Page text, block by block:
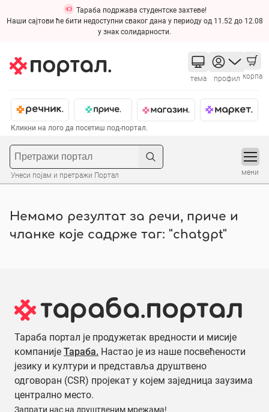
Тараба подржава студентске захтеве!
Наши сајтови ће бити недоступни сваког дана у периоду од 11.52 до 12.08
у знак солидарности.
тема профил корпа
Кликни на лого да посетиш под-портал.
Унеси појам и претражи Портал мени
Немамо резултат за речи, приче и
чланке које садрже таг: "chatgpt"
Тараба портал је продужетак вредности и мисије
компаније Тараба. Настао је из наше посвећености
језику и култури и представља друштвено
одговоран (CSR) пројекат у којем заједница заузима
централно место.
Запрати нас на друштвеним мрежама!